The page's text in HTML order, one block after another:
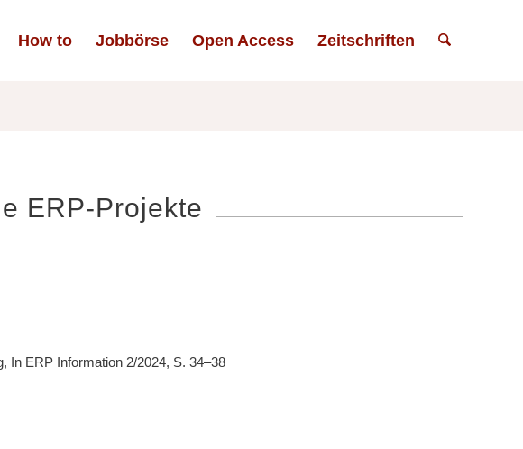
How to Jobbörse Open Access Zeitschriften
ERP-Projekte
In ERP Information 2/2024, S. 34–38